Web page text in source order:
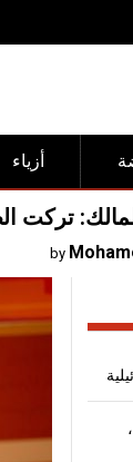
أزياء
تركت
إنتاج القمح في مصر خلال موسم 2026،